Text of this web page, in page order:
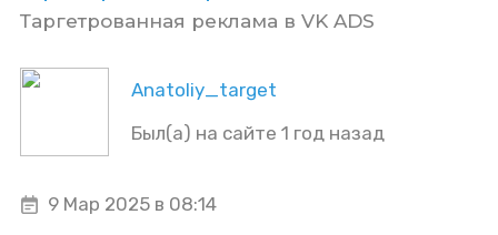
Таргетрованная реклама в VK ADS
Anatoliy_target
Был(а) на сайте 1 год назад
9 Мар 2025 в 08:14